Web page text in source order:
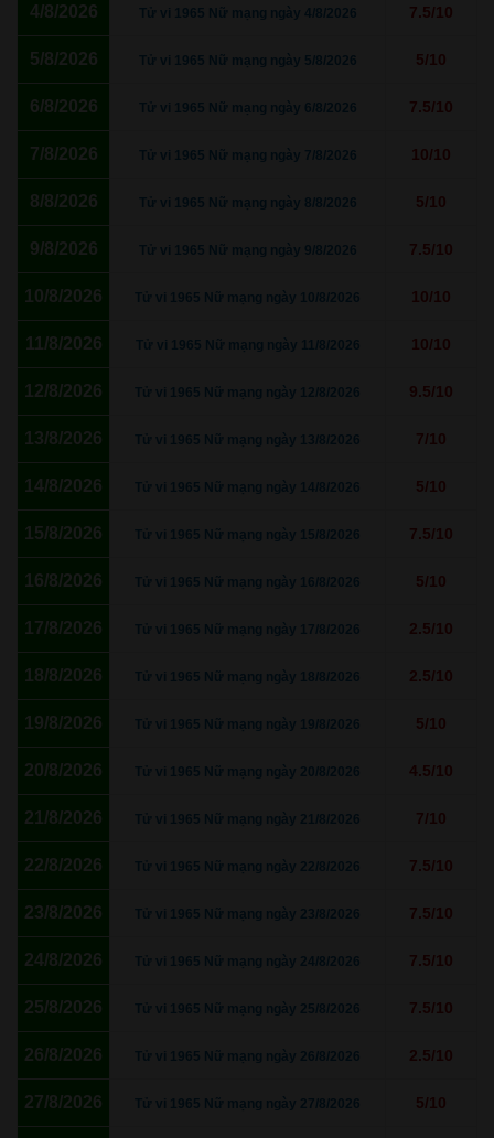
4/8/2026 Tử vi 1965 Nữ mạng ngày 4/8/2026 7.5/10
5/8/2026 Tử vi 1965 Nữ mạng ngày 5/8/2026 5/10
6/8/2026 Tử vi 1965 Nữ mạng ngày 6/8/2026 7.5/10
7/8/2026 Tử vi 1965 Nữ mạng ngày 7/8/2026 10/10
8/8/2026 Tử vi 1965 Nữ mạng ngày 8/8/2026 5/10
9/8/2026 Tử vi 1965 Nữ mạng ngày 9/8/2026 7.5/10
10/8/2026 Tử vi 1965 Nữ mạng ngày 10/8/2026 10/10
11/8/2026 Tử vi 1965 Nữ mạng ngày 11/8/2026 10/10
12/8/2026 Tử vi 1965 Nữ mạng ngày 12/8/2026 9.5/10
13/8/2026 Tử vi 1965 Nữ mạng ngày 13/8/2026 7/10
14/8/2026 Tử vi 1965 Nữ mạng ngày 14/8/2026 5/10
15/8/2026 Tử vi 1965 Nữ mạng ngày 15/8/2026 7.5/10
16/8/2026 Tử vi 1965 Nữ mạng ngày 16/8/2026 5/10
17/8/2026 Tử vi 1965 Nữ mạng ngày 17/8/2026 2.5/10
18/8/2026 Tử vi 1965 Nữ mạng ngày 18/8/2026 2.5/10
19/8/2026 Tử vi 1965 Nữ mạng ngày 19/8/2026 5/10
20/8/2026 Tử vi 1965 Nữ mạng ngày 20/8/2026 4.5/10
21/8/2026 Tử vi 1965 Nữ mạng ngày 21/8/2026 7/10
22/8/2026 Tử vi 1965 Nữ mạng ngày 22/8/2026 7.5/10
23/8/2026 Tử vi 1965 Nữ mạng ngày 23/8/2026 7.5/10
24/8/2026 Tử vi 1965 Nữ mạng ngày 24/8/2026 7.5/10
25/8/2026 Tử vi 1965 Nữ mạng ngày 25/8/2026 7.5/10
26/8/2026 Tử vi 1965 Nữ mạng ngày 26/8/2026 2.5/10
27/8/2026 Tử vi 1965 Nữ mạng ngày 27/8/2026 5/10